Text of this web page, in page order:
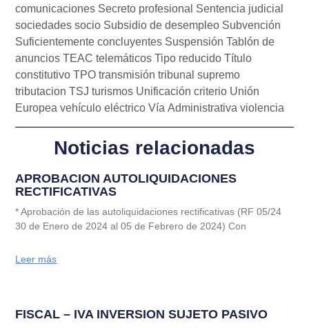
comunicaciones Secreto profesional Sentencia judicial
sociedades socio Subsidio de desempleo Subvención
Suficientemente concluyentes Suspensión Tablón de
anuncios TEAC telemáticos Tipo reducido Título
constitutivo TPO transmisión tribunal supremo
tributacion TSJ turismos Unificación criterio Unión
Europea vehículo eléctrico Vía Administrativa violencia
Noticias relacionadas
APROBACION AUTOLIQUIDACIONES
RECTIFICATIVAS
* Aprobación de las autoliquidaciones rectificativas (RF 05/24
30 de Enero de 2024 al 05 de Febrero de 2024) Con
Leer más
FISCAL – IVA INVERSION SUJETO PASIVO